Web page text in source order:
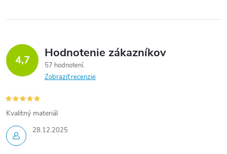
4,7 Hodnotenie zákazníkov
57 hodnotení
Zobraziť recenzie
28.12.2025
Kvalitný materiál